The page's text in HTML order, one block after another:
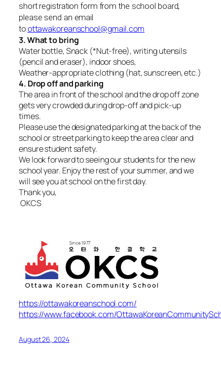
short registration form from the school board,
please send an email
to:ottawakoreanschool@gmail.com
3. What to bring
Water bottle, Snack (*Nut-free), writing utensils
(pencil and eraser), indoor shoes,
Weather-appropriate clothing (hat, sunscreen, etc.)
4. Drop off and parking
The area in front of the school and the drop off zone
gets very crowded during drop-off and pick-up
times.
Please use the designated parking at the back of the
school or street parking to keep the area clear and
ensure student safety.
We look forward to seeing our students for the new
school year. Enjoy the rest of your summer, and we
will see you at school on the first day.
Thank you,
OKCS
https://ottawakoreanschool.com/
https://www.facebook.com/
August 26, 2024